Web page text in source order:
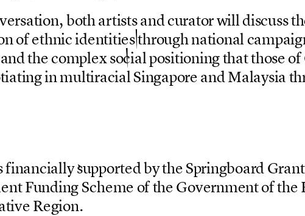
ersation,bothartistsandcuratorwilldiscussth
nofethnicidentitiesthroughnationalcampaig
andthecomplexsocialpositioningthatthoseof
tiatinginmultiracialSingaporeandMalaysiath
financiallysupportedbytheSpringboardGrant
entFundingScheme oftheGovernmentofthe
tiveRegion.